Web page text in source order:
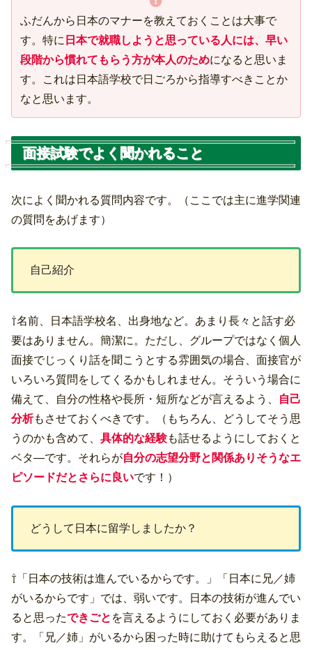
ふだんから日本のマナーを教えておくことは大事で
す。特に 日本で就職しようと思っている人には、早い
段階から慣れてもらう方が本人のためになると思いま
す。これは日本語学校で日ごろから指導すべきことか
なと思います。
面接試験でよく聞かれること
次によく聞かれる質問内容です。（ここでは主に進学関連
の質問をあげます）
自己紹介
⇧名前、日本語学校名、出身地など。あまり長々と話す必
要はありません。簡潔に。ただし、グループではなく個人
面接でじっくり話を聞こうとする雰囲気の場合、面接官が
いろいろ質問をしてくるかもしれません。そういう場合に
備えて、自分の性格や長所・短所などが言えるよう、
自己
分析もさせておくべきです。（もちろん、どうしてそう思
うのかも含めて、 具体的な経験も話せるようにしておくと
ベタ―です。それらが自分の志望分野と関係ありそうなエ
ピソードだとさらに良いです！）
どうして日本に留学しましたか？
⇧「日本の技術は進んでいるからです。」「日本に兄／姉
がいるからです」では、弱いです。日本の技術が進んでい
ると思ったできごと を言えるようにしておく必要がありま
す。「兄／姉」がいるから困った時に助けてもらえると思